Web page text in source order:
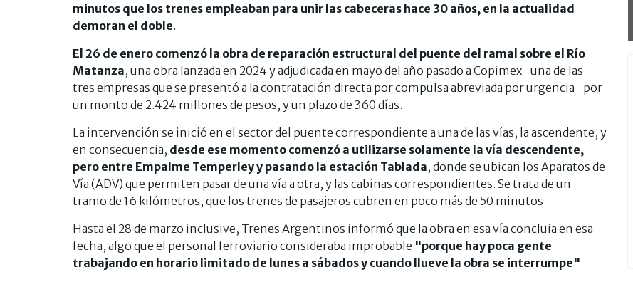
minutos que los trenes empleaban para unir las cabeceras hace 30 años, en la actualidad
demoran el doble.
El 26 de enero comenzó la obra de reparación estructural del puente del ramal sobre el Río
Matanza, una obra lanzada en 2024 y adjudicada en mayo del año pasado a Copimex -una de las
tres empresas que se presentó a la contratación directa por compulsa abreviada por urgencia- por
un monto de 2.424 millones de pesos, y un plazo de 360 días.
La intervención se inició en el sector del puente correspondiente a una de las vías, la ascendente, y
en consecuencia, desde ese momento comenzó a utilizarse solamente la vía descendente,
pero entre Empalme Temperley y pasando la estación Tablada, donde se ubican los Aparatos de
Vía (ADV) que permiten pasar de una vía a otra, y las cabinas correspondientes. Se trata de un
tramo de 16 kilómetros, que los trenes de pasajeros cubren en poco más de 50 minutos.
Hasta el 28 de marzo inclusive, Trenes Argentinos informó que la obra en esa vía concluia en esa
fecha, algo que el personal ferroviario consideraba improbable "porque hay poca gente
trabajando en horario limitado de lunes a sábados y cuando llueve la obra se interrumpe".